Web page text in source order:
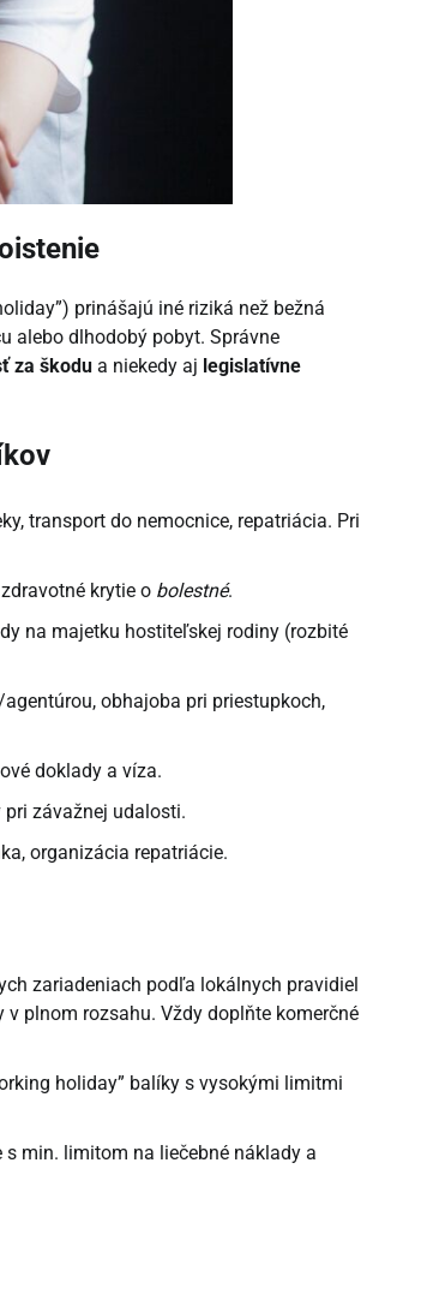
prinášajú iné riziká než bežná
alebo dlhodobý pobyt. Správne
za škodu a niekedy aj legislatívne
transport do nemocnice, repatriácia. Pri
krytie o bolestné.
na majetku hostiteľskej rodiny (rozbité
obhajoba pri priestupkoch,
doklady a víza.
závažnej udalosti.
organizácia repatriácie.
zariadeniach podľa lokálnych pravidiel
plnom rozsahu. Vždy doplňte komerčné
holiday” balíky s vysokými limitmi
min. limitom na liečebné náklady a